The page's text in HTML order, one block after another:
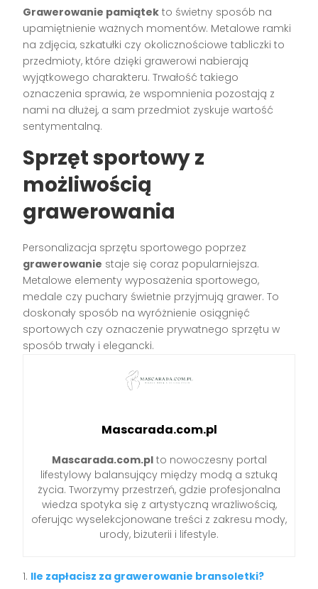
Grawerowanie pamiątek to świetny sposób na
upamiętnienie ważnych momentów. Metalowe ramki
na zdjęcia, szkatułki czy okolicznościowe tabliczki to
przedmioty, które dzięki grawerowi nabierają
wyjątkowego charakteru. Trwałość takiego
oznaczenia sprawia, że wspomnienia pozostają z
nami na dłużej, a sam przedmiot zyskuje wartość
sentymentalną.
Sprzęt sportowy z
możliwością
grawerowania
Personalizacja sprzętu sportowego poprzez
grawerowanie staje się coraz popularniejsza.
Metalowe elementy wyposażenia sportowego,
medale czy puchary świetnie przyjmują grawer. To
doskonały sposób na wyróżnienie osiągnięć
sportowych czy oznaczenie prywatnego sprzętu w
sposób trwały i elegancki.
Mascarada.com.pl
Mascarada.com.plto nowoczesny portal
lifestylowy balansujący między modą a sztuką
życia. Tworzymy przestrzeń, gdzie profesjonalna
wiedza spotyka się z artystyczną wrażliwością,
oferując wyselekcjonowane treści z zakresu mody,
urody, biżuterii i lifestyle.
Ile zapłacisz za grawerowanie bransoletki?